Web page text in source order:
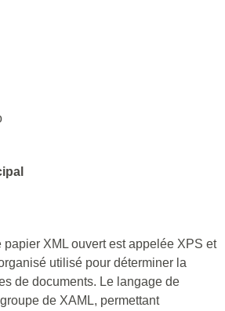
XML ouvert est appelée XPS et
utilisé pour déterminer la
de documents. Le langage de
de XAML, permettant